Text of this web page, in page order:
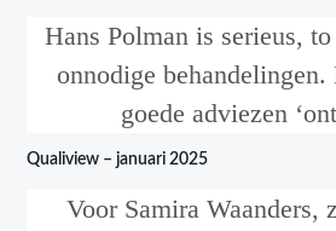
Hans Polman is serieus,
onnodige
goede adviezen
Qualiview – januari 2025
Voor Samira Waanders,